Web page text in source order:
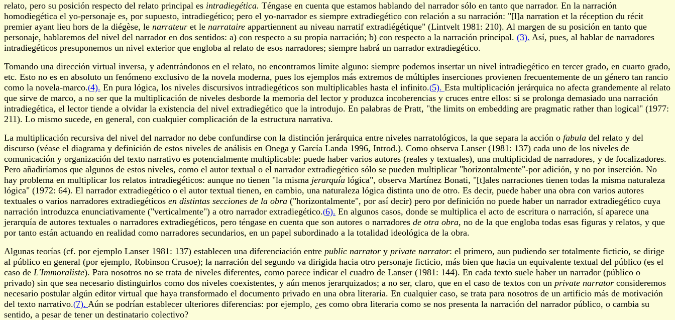
relato, pero su posición respecto del relato principal es intradiegética. Téngase en cuenta que estamos hablando del narrador sólo en tanto que narrador. En la narración
homodiegética el yo-personaje es, por supuesto, intradiegético; pero el yo-narrador es siempre extradiegético con relación a su narración: "[l]a narration et la réception du récit
premier ayant lieu hors de la diégèse, le narrateur et le narrataire appartiennent au niveau narratif extradiégétique" (Lintvelt 1981: 210). Al margen de su posición en tanto que
personaje, hablaremos del nivel del narrador en dos sentidos: a) con respecto a su propia narración; b) con respecto a la narración principal. (3). Así, pues, al hablar de narradores
intradiegéticos presuponemos un nivel exterior que engloba al relato de esos narradores; siempre habrá un narrador extradiegético.
Tomando una dirección virtual inversa, y adentrándonos en el relato, no encontramos límite alguno: siempre podemos insertar un nivel intradiegético en tercer grado, en cuarto grado,
etc. Esto no es en absoluto un fenómeno exclusivo de la novela moderna, pues los ejemplos más extremos de múltiples inserciones provienen frecuentemente de un género tan rancio
como la novela-marco.(4). En pura lógica, los niveles discursivos intradiegéticos son multiplicables hasta el infinito.(5). Esta multiplicación jerárquica no afecta grandemente al relato
que sirve de marco, a no ser que la multiplicación de niveles desborde la memoria del lector y produzca incoherencias y cruces entre ellos: si se prolonga demasiado una narración
intradiegética, el lector tiende a olvidar la existencia del nivel extradiegético que la introdujo. En palabras de Pratt, "the limits on embedding are pragmatic rather than logical" (1977:
211). Lo mismo sucede, en general, con cualquier complicación de la estructura narrativa.
La multiplicación recursiva del nivel del narrador no debe confundirse con la distinción jerárquica entre niveles narratológicos, la que separa la acción o fabula del relato y del
discurso (véase el diagrama y definición de estos niveles de análisis en Onega y García Landa 1996, Introd.). Como observa Lanser (1981: 137) cada uno de los niveles de
comunicación y organización del texto narrativo es potencialmente multiplicable: puede haber varios autores (reales y textuales), una multiplicidad de narradores, y de focalizadores.
Pero añadiríamos que algunos de estos niveles, como el autor textual o el narrador extradiegético sólo se pueden multiplicar "horizontalmente"-por adición, y no por inserción. No
hay problema en multiplicar los relatos intradiegéticos: aunque no tienen "la misma jerarquía lógica", observa Martínez Bonati, "[t]ales narraciones tienen todas la misma naturaleza
lógica" (1972: 64). El narrador extradiegético o el autor textual tienen, en cambio, una naturaleza lógica distinta uno de otro. Es decir, puede haber una obra con varios autores
textuales o varios narradores extradiegéticos en distintas secciones de la obra ("horizontalmente", por así decir) pero por definición no puede haber un narrador extradiegético cuya
narración introduzca enunciativamente ("verticalmente") a otro narrador extradiegético.(6). En algunos casos, donde se multiplica el acto de escritura o narración, sí aparece una
jerarquía de autores textuales o narradores extradiegéticos, pero téngase en cuenta que son autores o narradores de otra obra, no de la que engloba todas esas figuras y relatos, y que
por tanto están actuando en realidad como narradores secundarios, en un papel subordinado a la totalidad ideológica de la obra.
Algunas teorías (cf. por ejemplo Lanser 1981: 137) establecen una diferenciación entre public narrator y private narrator: el primero, aun pudiendo ser totalmente ficticio, se dirige
al público en general (por ejemplo, Robinson Crusoe); la narración del segundo va dirigida hacia otro personaje ficticio, más bien que hacia un equivalente textual del público (es el
caso de L'Immoraliste). Para nosotros no se trata de niveles diferentes, como parece indicar el cuadro de Lanser (1981: 144). En cada texto suele haber un narrador (público o
privado) sin que sea necesario distinguirlos como dos niveles coexistentes, y aún menos jerarquizados; a no ser, claro, que en el caso de textos con un private narrator consideremos
necesario postular algún editor virtual que haya transformado el documento privado en una obra literaria. En cualquier caso, se trata para nosotros de un artificio más de motivación
del texto narrativo.(7). Aún se podrían establecer ulteriores diferencias: por ejemplo, ¿es como obra literaria como se nos presenta la narración del narrador público, o cambia su
sentido, a pesar de tener un destinatario colectivo?